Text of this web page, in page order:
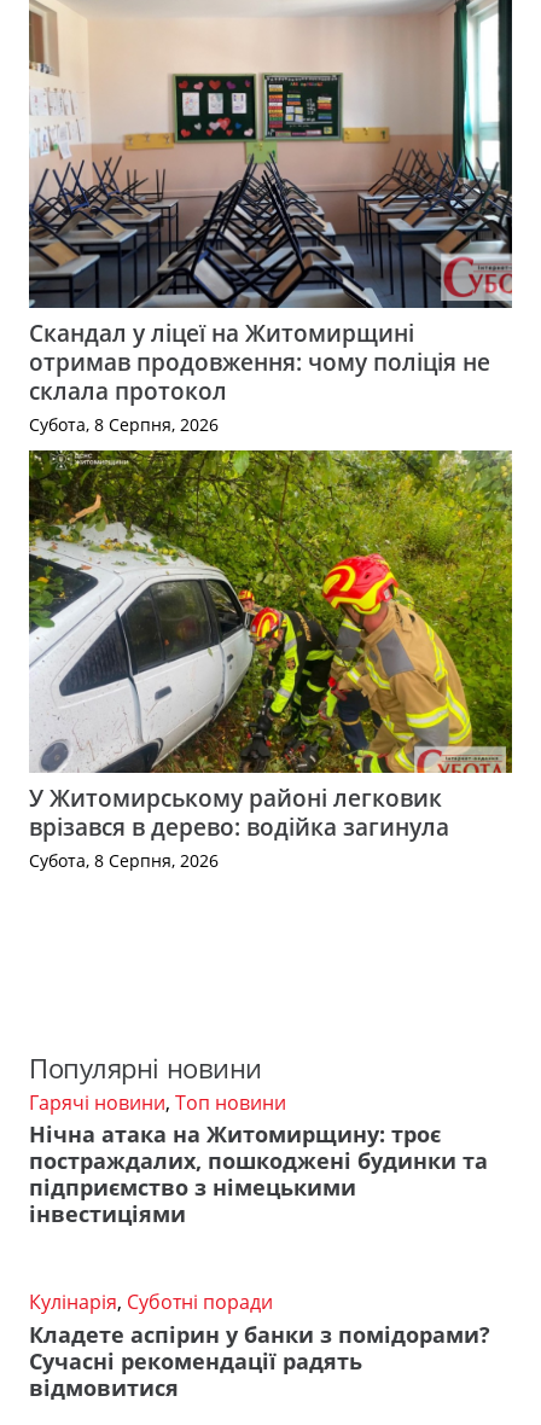
Скандал у ліцеї на Житомирщині
отримав продовження: чому поліція не
склала протокол
Субота, 8 Серпня, 2026
У Житомирському районі легковик
врізався в дерево: водійка загинула
Субота, 8 Серпня, 2026
Популярні новини
Гарячі новини, Топ новини
Нічна атака на Житомирщину: троє
постраждалих, пошкоджені будинки та
підприємство з німецькими
інвестиціями
Кулінарія, Суботні поради
Кладете аспірин у банки з помідорами?
Сучасні рекомендації радять
відмовитися